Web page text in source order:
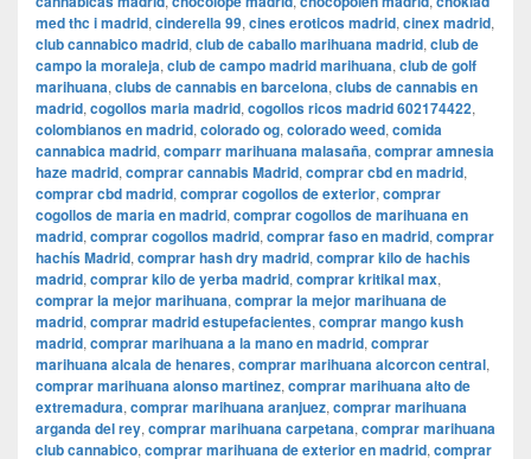
med thc i madrid, cinderella 99, cines eroticos madrid, cinex madrid,
club cannabico madrid, club de caballo marihuana madrid, club de
campo la moraleja, club de campo madrid marihuana, club de golf
marihuana, clubs de cannabis en barcelona, clubs de cannabis en
madrid, cogollos maria madrid, cogollos ricos madrid 602174422,
colombianos en madrid, colorado og, colorado weed, comida
cannabica madrid, comparr marihuana malasaña, comprar amnesia
haze madrid, comprar cannabis Madrid, comprar cbd en madrid,
comprar cbd madrid, comprar cogollos de exterior, comprar
cogollos de maria en madrid, comprar cogollos de marihuana en
madrid, comprar cogollos madrid, comprar faso en madrid, comprar
hachís Madrid, comprar hash dry madrid, comprar kilo de hachis
madrid, comprar kilo de yerba madrid, comprar kritikal max,
comprar la mejor marihuana, comprar la mejor marihuana de
madrid, comprar madrid estupefacientes, comprar mango kush
madrid, comprar marihuana a la mano en madrid, comprar
marihuana alcala de henares, comprar marihuana alcorcon central,
comprar marihuana alonso martinez, comprar marihuana alto de
extremadura, comprar marihuana aranjuez, comprar marihuana
arganda del rey, comprar marihuana carpetana, comprar marihuana
club cannabico, comprar marihuana de exterior en madrid, comprar